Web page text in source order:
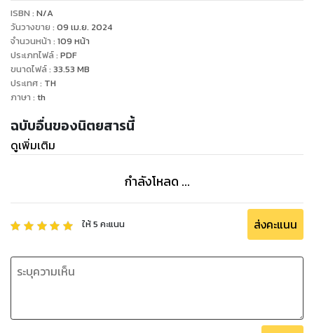
ISBN : N/A
วันวางขาย : 09 เม.ย. 2024
จำนวนหน้า : 109 หน้า
ประเภทไฟล์: PDF
ขนาดไฟล์: 33.53 MB
ประเทศ: TH
ภาษา : th
ฉบับอื่นของนิตยสารนี้
ดูเพิ่มเติม
กำลังโหลด ...
ให้5 คะแนน ส่งคะแนน